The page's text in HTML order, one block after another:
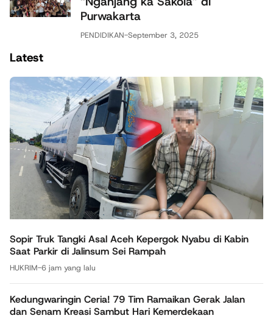
Purwakarta
PENDIDIKAN-September 3, 2025
Latest
Sopir Truk Tangki Asal Aceh Kepergok Nyabu di Kabin
Saat Parkir di Jalinsum Sei Rampah
HUKRIM-6 jam yang lalu
Kedungwaringin Ceria! 79 Tim Ramaikan Gerak Jalan
dan Senam Kreasi Sambut Hari Kemerdekaan